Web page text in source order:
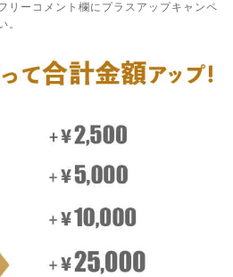
リーコメント欄にプラスアップキャンペ
。